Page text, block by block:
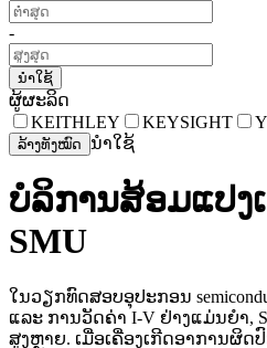
-
ນຳໃຊ້
ຜູ້ຜະລິດ
KEITHLEY
KEYSIGHT
ລ້າງທັງໝົດ ນຳໃຊ້
ບໍລິການສ້ອມແປງ
SMU
ໃນວຽກທົດສອບອຸປະກອນ
ແລະ ການວັດຄ່າ I-V ຢ່າງແມ່ນຍຳ,
ສູງຫຼາຍ. ເມື່ອເຄື່ອງເກີດອາການຜິດ